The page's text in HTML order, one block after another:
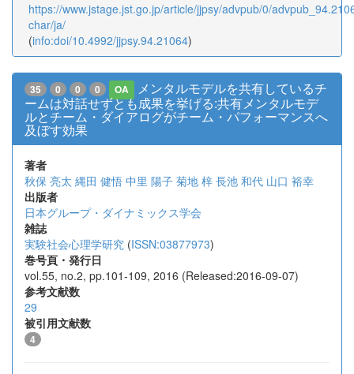
https://www.jstage.jst.go.jp/article/jjpsy/advpub/0/
char/ja/
(info:doi/10.4992/jjpsy.94.21064)
35 0 0 0 OA
メンタルモデルを共有しているチ
ームは対話せずとも成果を挙げる:共有メンタルモデ
ルとチーム・ダイアログがチーム・パフォーマンスへ
及ぼす効果
著者
秋保 亮太 縄田 健悟 中里 陽子 菊地 梓 長池 和代 山口 裕幸
出版者
日本グループ・ダイナミックス学会
雑誌
実験社会心理学研究 (ISSN:03877973)
巻号頁・発行日
vol.55, no.2, pp.101-109, 2016 (Released:2016-09-07)
参考文献数
29
被引用文献数
4